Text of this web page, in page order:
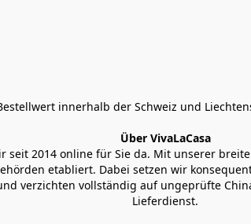
innerhalb der Schweiz und
Über VivaLaCasa
seit 2014 online für Sie da. Mit unserer
etabliert. Dabei setzen wir
verzichten vollständig auf ungeprüfte
Lieferdienst.